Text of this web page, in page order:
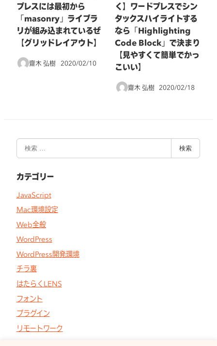
プレスには最初から
「masonry」ライブラ
リが組み込まれているぜ
【グリッドレイアウト】
齋木 弘樹 投稿日
2020/02/10
く】ワードプレスでシン
タックスハイライトする
なら「Highlighting
Code Block」で決まり
【見やすくて簡単でかっ
こいい】
齋木 弘樹 投稿日
2020/02/18
検
検索
カテゴリー
JavaScript
Mac環境設定
Web全般
WordPress
WordPress開発環境
チラ裏
はたらくLENS
フォント
プラグイン
リモートワーク